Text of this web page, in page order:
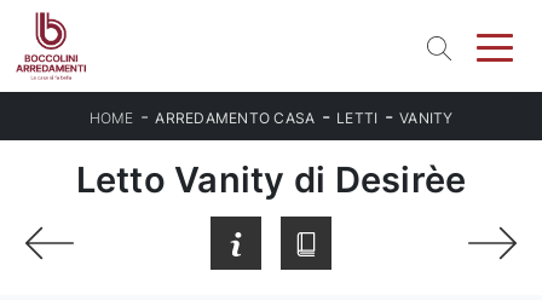
HOME -ARREDAMENTO CASA - LETTI - VANITY
Letto Vanity di Desirèe